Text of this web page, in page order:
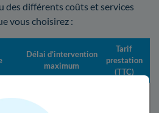
des différents coûts et services
vous choisirez :
Délai d’intervention
maximum
Tarif
prestation
(TTC)